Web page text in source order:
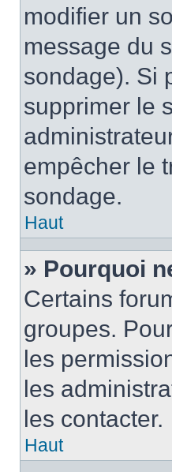
modifier un
message du
sondage). Si
supprimer le
empêcher le
sondage.
Haut
» Pourquoi
Certains
groupes.
les
les
les contacter.
Haut